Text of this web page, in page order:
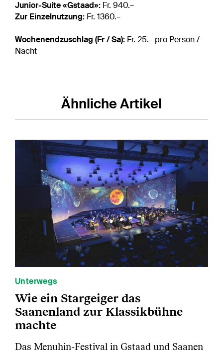
Junior-Suite «Gstaad»: Fr. 940.–
Zur Einzelnutzung: Fr. 1360.–
Wochenendzuschlag (Fr / Sa): Fr. 25.– pro Person /
Nacht
Ähnliche Artikel
Unterwegs
Wie ein Stargeiger das
Saanenland zur Klassikbühne
machte
Das Menuhin-Festival in Gstaad und Saanen